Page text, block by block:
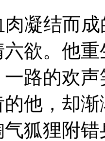
凝结而成
欲。他
路的欢
他，却
狐狸附